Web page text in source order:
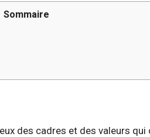
Sommaire
des cadres et des valeurs